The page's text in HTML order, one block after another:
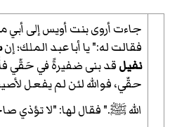
جاءت أروى بنت أويس إلى
فقالت له:" يا أبا عبد الملك؛ إن
نفيلقد بنى ضفيرةً في حَقّي
حقّي، فوالله لئن لم يفعل
اللهﷺ." فقال لها: "لا تؤذي